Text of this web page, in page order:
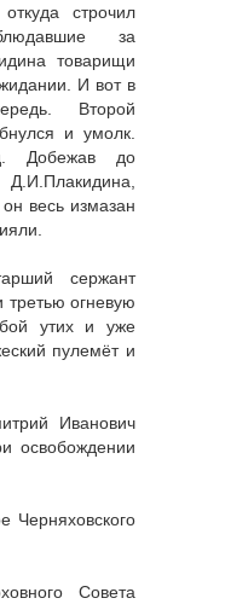
строчил
за
товарищи
И вот в
Второй
и умолк.
Добежав до
весь измазан
сержант
огневую
утих и уже
пулемёт и
Иванович
освобождении
Черняховского
Совета